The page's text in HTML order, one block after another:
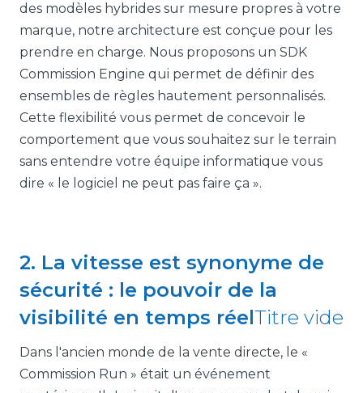
des modèles hybrides sur mesure propres à votre
marque, notre architecture est conçue pour les
prendre en charge. Nous proposons un SDK
Commission Engine qui permet de définir des
ensembles de règles hautement personnalisés.
Cette flexibilité vous permet de concevoir le
comportement que vous souhaitez sur le terrain
sans entendre votre équipe informatique vous
dire « le logiciel ne peut pas faire ça ».
2. La vitesse est synonyme de
sécurité : le pouvoir de la
visibilité en temps réelTitre vide
Dans l'ancien monde de la vente directe, le «
Commission Run » était un événement